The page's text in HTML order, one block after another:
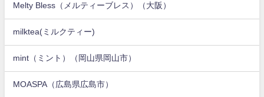
Melty Bless（メルティーブレス）（大阪）
milktea(ミルクティー)
mint（ミント）（岡山県岡山市）
MOASPA（広島県広島市）